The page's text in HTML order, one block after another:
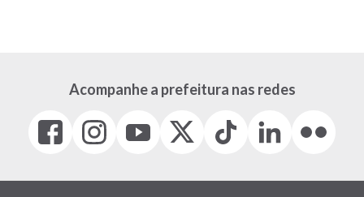
Acompanhe a prefeitura nas redes
Facebook
(link
em
Instagram
(link
em
(link
em
(Antigo
(link
Tiktok
(link
em
LinkedIn
(link
em
(link
em